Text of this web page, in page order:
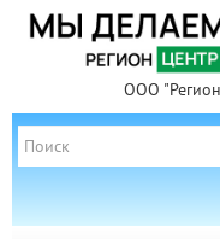
ООО